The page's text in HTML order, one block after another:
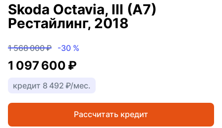
Skoda Octavia, III (A7)
Рестайлинг, 2018
1 568 000 ₽ -30 %
1 097 600 ₽
кредит 8 492 ₽/мес.
Рассчитать кредит